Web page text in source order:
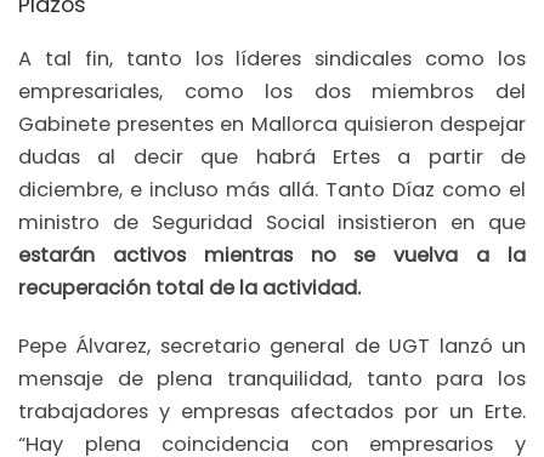
A tal fin, tanto los líderes sindicales como los
empresariales, como los dos miembros del
Gabinete presentes en Mallorca quisieron despejar
dudas al decir que habrá Ertes a partir de
diciembre, e incluso más allá. Tanto Díaz como el
ministro de Seguridad Social insistieron en que
estarán activos mientras no se vuelva a la
recuperación total de la actividad.
Pepe Álvarez, secretario general de UGT lanzó un
mensaje de plena tranquilidad, tanto para los
trabajadores y empresas afectados por un Erte.
“Hay plena coincidencia con empresarios y